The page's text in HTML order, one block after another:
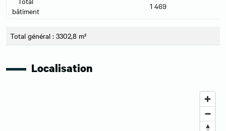
bâtiment
1 469
Total général : 3302,8 m²
Localisation